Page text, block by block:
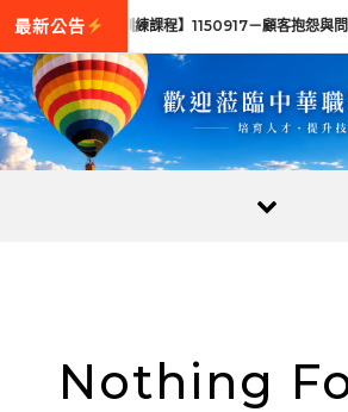
Skip to content
【訓練課程】1150917－顧客抱怨與
Nothing